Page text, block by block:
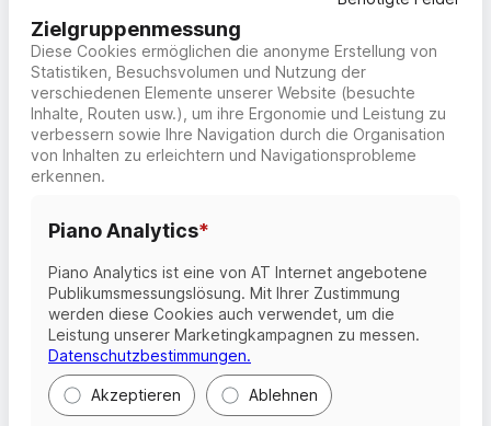
Zielgruppenmessung
Diese Cookies ermöglichen die anonyme Erstellung von
Statistiken, Besuchsvolumen und Nutzung der
verschiedenen Elemente unserer Website (besuchte
Inhalte, Routen usw.), um ihre Ergonomie und Leistung zu
verbessern sowie Ihre Navigation durch die Organisation
von Inhalten zu erleichtern und Navigationsprobleme
erkennen.
Piano Analytics*
Piano Analytics ist eine von AT Internet angebotene
Publikumsmessungslösung. Mit Ihrer Zustimmung
werden diese Cookies auch verwendet, um die
Leistung unserer Marketingkampagnen zu messen.
Datenschutzbestimmungen.
Akzeptieren Ablehnen